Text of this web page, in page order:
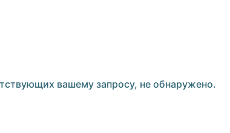
вашему запросу, не обнаружено.